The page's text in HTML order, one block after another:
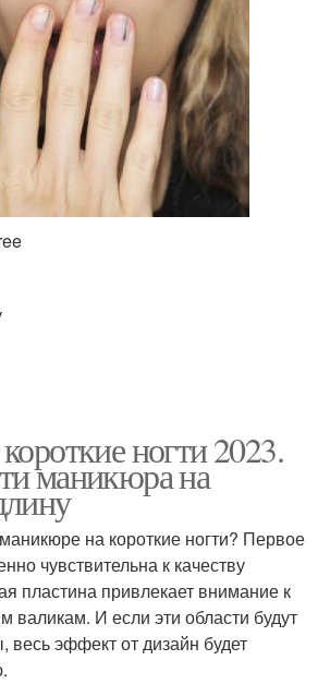
ногти 2023.
маникюра на
на короткие ногти? Первое
чувствительна к качеству
пластина привлекает внимание к
валикам. И если эти области будут
весь эффект от дизайн будет